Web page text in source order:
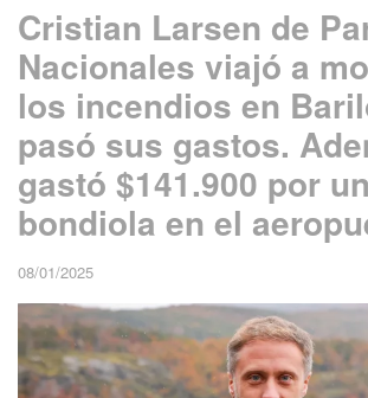
Cristian Larsen de
Nacionales viajó a
los incendios en
pasó sus gastos.
gastó $141.900 por
bondiola en el
08/01/2025